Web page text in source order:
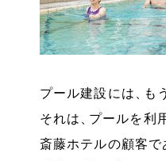
プール建設には 、も
それは
、プールを利
斎藤ホテルの顧客